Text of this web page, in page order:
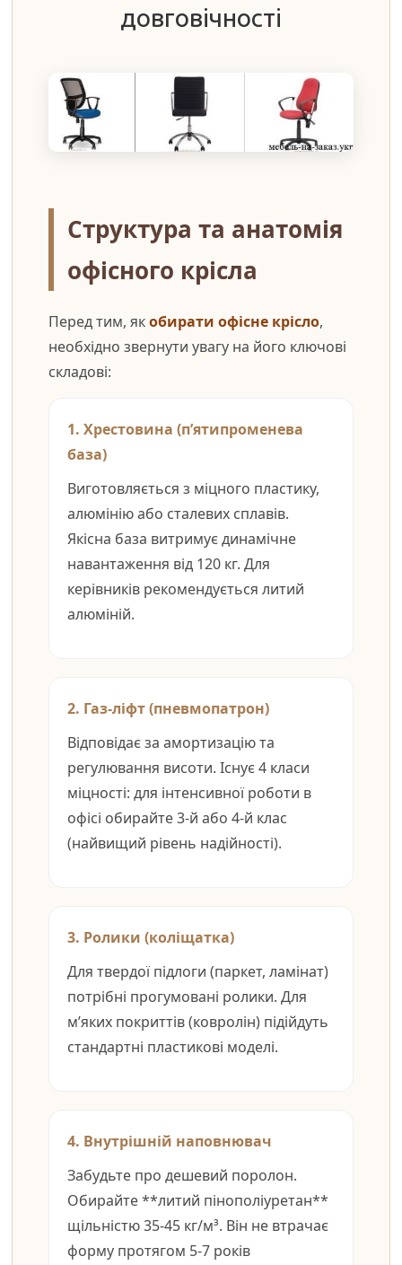
довговічності
Структура та анатомія
офісного крісла
Перед тим, якобирати офісне крісло,
необхідно звернути увагу на його ключові
складові:
1. Хрестовина (п’ятипроменева
база)
Виготовляється з міцного пластику,
алюмінію або сталевих сплавів.
Якісна база витримує динамічне
навантаження від 120 кг. Для
керівників рекомендується литий
алюміній.
2. Газ-ліфт (пневмопатрон)
Відповідає за амортизацію та
регулювання висоти. Існує 4 класи
міцності: для інтенсивної роботи в
офісі обирайте 3-й або 4-й клас
(найвищий рівень надійності).
3. Ролики (коліщатка)
Для твердої підлоги (паркет, ламінат)
потрібні прогумовані ролики. Для
м’яких покриттів (ковролін) підійдуть
стандартні пластикові моделі.
4. Внутрішній наповнювач
Забудьте про дешевий поролон.
Обирайте **литий пінополіуретан**
щільністю 35-45 кг/м³. Він не втрачає
форму протягом 5-7 років